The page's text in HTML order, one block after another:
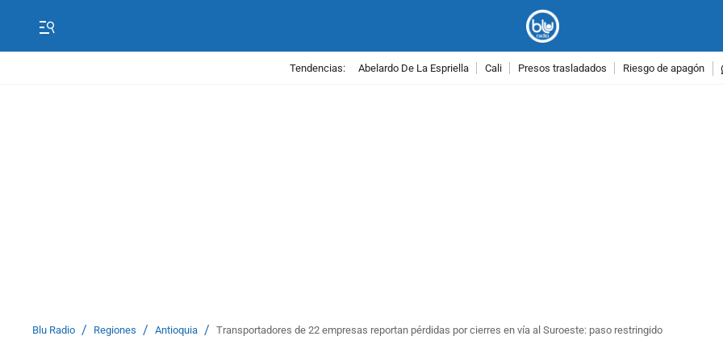
Tendencias: Abelardo De La Espriella Cali Presos trasladados Riesgo de apagón
Blu Radio / Regiones / Antioquia / Transportadores de 22 empresas reportan pérdidas por cierres en vía al Suroeste: paso restringido